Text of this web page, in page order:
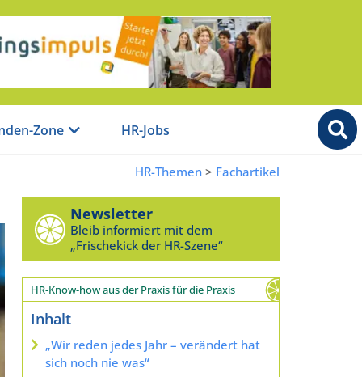
Zone HR-Jobs
HR-Themen > Fachartikel
Newsletter
Bleib informiert mit dem
„Frischekick der HR-Szene“
HR-Know-how aus der Praxis für die Praxis
Inhalt
„Wir reden jedes Jahr – verändert hat
sich noch nie was“